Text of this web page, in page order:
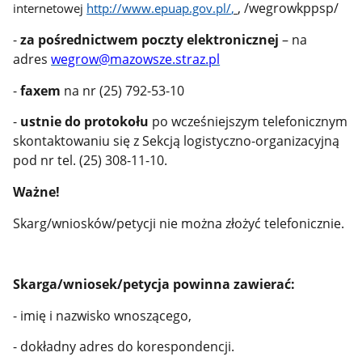
internetowej http://www.epuap.gov.pl/, , /wegrowkppsp/
-za pośrednictwem poczty elektronicznej– na
adreswegrow@mazowsze.straz.pl
-faxem na nr (25) 792-53-10
- ustnie do protokołu po wcześniejszym telefonicznym
skontaktowaniu się z Sekcją logistyczno-organizacyjną
pod nr tel. (25) 308-11-10.
Ważne!
Skarg/wniosków/petycji nie można złożyć telefonicznie.
Skarga/wniosek/petycja powinna zawierać:
- imię i nazwisko wnoszącego,
- dokładny adres do korespondencji.